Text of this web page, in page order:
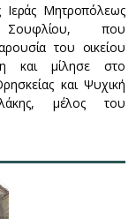
Ιεράς Μητροπόλεως
Σουφλίου, που
του οικείου
και μίλησε στο
και Ψυχική
μέλος του